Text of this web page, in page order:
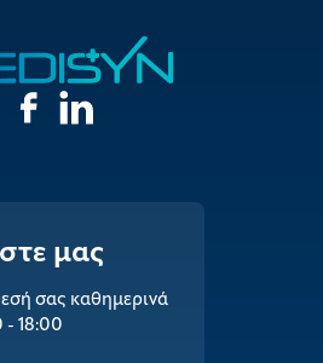
μας
σας καθημερινά
- 18:00